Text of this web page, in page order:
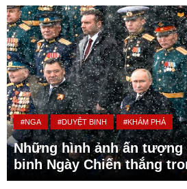
#NGA #DUYỆT BINH #KHÁM PHÁ
Những hình ảnh ấn tượng
binh Ngày Chiến thắng